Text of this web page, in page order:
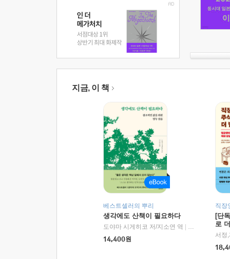
지금, 이 책
베스트셀러의 뿌리
생각에도 산책이 필요하다
도야마 시게히코 저/지소연 역
알에이치코리
14,400원
직장
[단
로